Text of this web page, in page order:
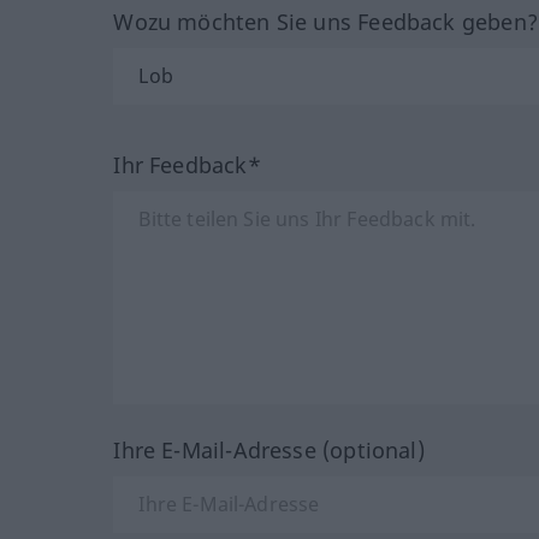
Wozu möchten Sie uns Feedback
Ihr Feedback*
Ihre E-Mail-Adresse (optional)